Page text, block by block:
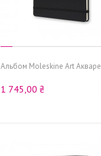
Альбом Moleskine Art
1 745,00 ₴